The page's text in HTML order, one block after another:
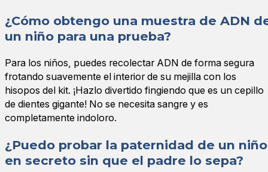
¿Cómo obtengo una muestra de ADN
un niño para una prueba?
Para los niños, puedes recolectar ADN de forma segura
frotando suavemente el interior de su mejilla con los
hisopos del kit. ¡Hazlo divertido fingiendo que es un cepillo
de dientes gigante! No se necesita sangre y es
completamente indoloro.
¿Puedo probar la paternidad de un niño
en secreto sin que el padre lo sepa?